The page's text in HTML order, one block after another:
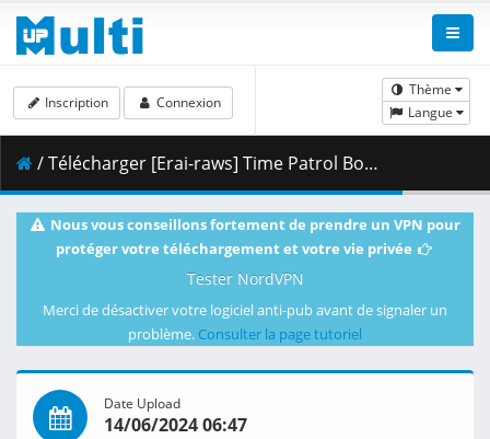
Thème
Langue
Inscription Connexion
/ Télécharger [Erai-raws] Time Patrol Bon - 04 [1080p][HEVC][0320DB3B].mkv.001 ( 494.67 MB )
Nous vous conseillons fortement de prendre un VPN pour
protéger votre téléchargement et votre vie privée
Tester NordVPN
Merci de désactiver votre logiciel anti-pub avant de signaler un
problème. Consulter la page tutoriel
Date Upload
14/06/2024 06:47